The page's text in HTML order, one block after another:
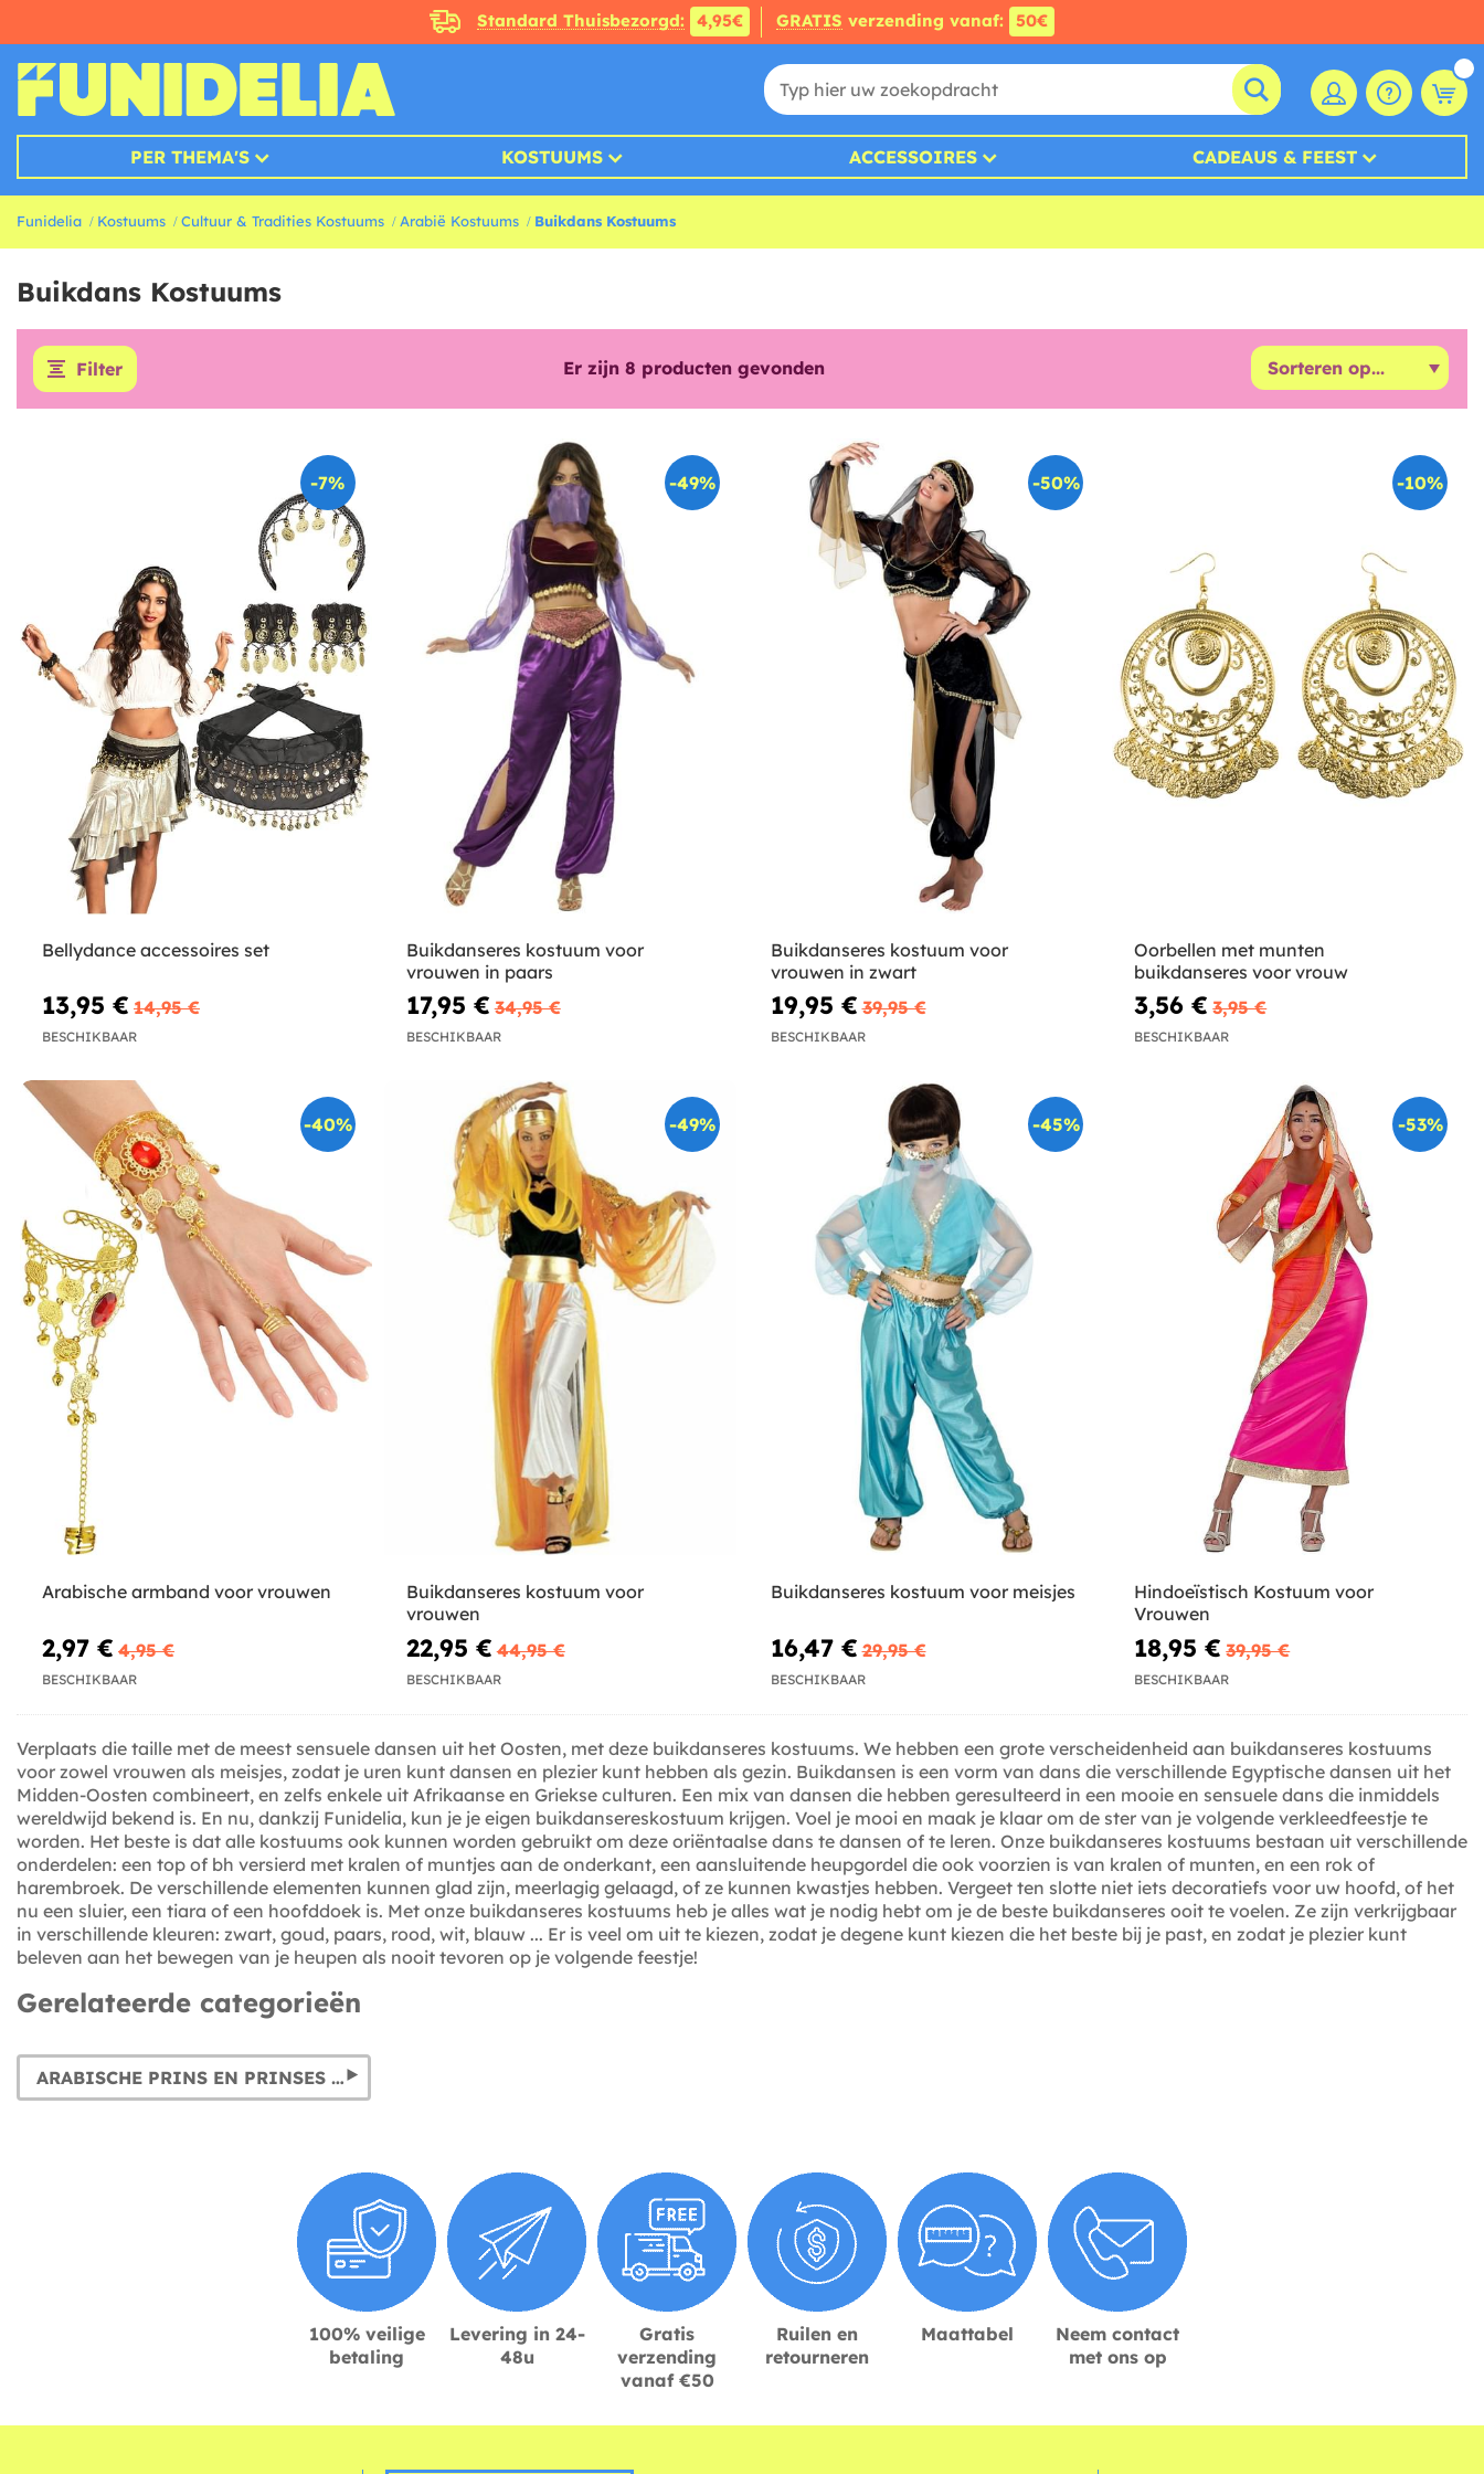
Standard Thuisbezorgd: 4,95€ GRATIS verzending vanaf: 50€
PER THEMA'S KOSTUUMS ACCESSOIRES CADEAUS & FEEST
Funidelia Kostuums Cultuur & Tradities Kostuums Arabië Kostuums Buikdans Kostuums
Buikdans Kostuums
Filter Er zijn 8 producten gevonden
-7%
Bellydance accessoires set
13,95 € 14,95 €
BESCHIKBAAR
-49%
Buikdanseres kostuum voor
vrouwen in paars
17,95 € 34,95 €
BESCHIKBAAR
-50%
Buikdanseres kostuum voor
vrouwen in zwart
19,95 € 39,95 €
BESCHIKBAAR
-10%
Oorbellen met munten
buikdanseres voor vrouw
3,56 € 3,95 €
BESCHIKBAAR
-40%
Arabische armband voor vrouwen
2,97 € 4,95 €
BESCHIKBAAR
-49%
Buikdanseres kostuum voor
vrouwen
22,95 € 44,95 €
BESCHIKBAAR
-45%
Buikdanseres kostuum voor meisjes
16,47 € 29,95 €
BESCHIKBAAR
-53%
Hindoeïstisch Kostuum voor
Vrouwen
18,95 € 39,95 €
BESCHIKBAAR
Verplaats die taille met de meest sensuele dansen uit het Oosten, met deze buikdanseres kostuums. We hebben een grote verscheidenheid aan buikdanseres kostuums
voor zowel vrouwen als meisjes, zodat je uren kunt dansen en plezier kunt hebben als gezin. Buikdansen is een vorm van dans die verschillende Egyptische dansen uit het
Midden-Oosten combineert, en zelfs enkele uit Afrikaanse en Griekse culturen. Een mix van dansen die hebben geresulteerd in een mooie en sensuele dans die inmiddels
wereldwijd bekend is. En nu, dankzij Funidelia, kun je je eigen buikdansereskostuum krijgen. Voel je mooi en maak je klaar om de ster van je volgende verkleedfeestje te
worden. Het beste is dat alle kostuums ook kunnen worden gebruikt om deze oriëntaalse dans te dansen of te leren. Onze buikdanseres kostuums bestaan ​​uit verschillende
onderdelen: een top of bh versierd met kralen of muntjes aan de onderkant, een aansluitende heupgordel die ook voorzien is van kralen of munten, en een rok of
harembroek. De verschillende elementen kunnen glad zijn, meerlagig gelaagd, of ze kunnen kwastjes hebben. Vergeet ten slotte niet iets decoratiefs voor uw hoofd, of het
nu een sluier, een tiara of een hoofddoek is. Met onze buikdanseres kostuums heb je alles wat je nodig hebt om je de beste buikdanseres ooit te voelen. Ze zijn verkrijgbaar
in verschillende kleuren: zwart, goud, paars, rood, wit, blauw ... Er is veel om uit te kiezen, zodat je degene kunt kiezen die het beste bij je past, en zodat je plezier kunt
beleven aan het bewegen van je heupen als nooit tevoren op je volgende feestje!
Gerelateerde categorieën
ARABISCHE PRINS EN PRINSES KOSTUUMS
100% veilige
betaling
Levering in 24-
48u
Gratis
verzending
vanaf €50
Ruilen en
retourneren
Maattabel
Neem contact
met ons op